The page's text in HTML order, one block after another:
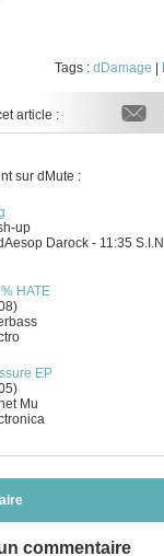
Tags : dDamage
article :
sur dMute :
up
Darock - 11:35
HATE
EP
Mu
commentaire